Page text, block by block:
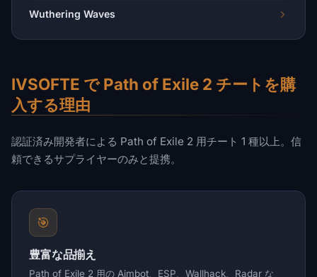
Wuthering Waves
IVSOFTE で Path of Exile 2 チートを購
入する理由
認証済み開発者による Path of Exile 2 用チート 1 種以上。信
頼できるサプライヤーのみと提携。
🎯
豊富な品揃え
Path of Exile 2 用の Aimbot、ESP、Wallhack、Radar な